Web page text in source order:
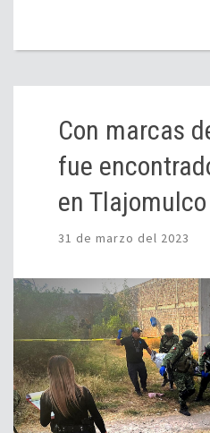
Con marcas
fue
en Tlajomulco
31 de marzo del 2023